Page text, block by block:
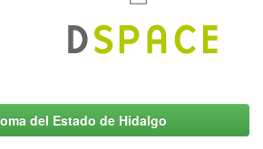
del Estado de Hidalgo